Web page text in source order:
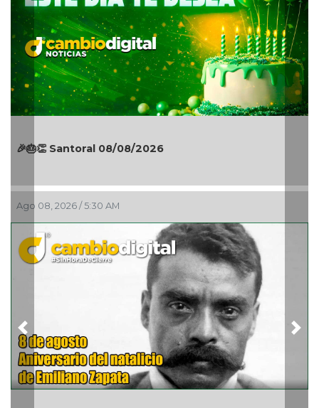
Manuel Turizo y Nicho Hinojosa en el Festival del
Ago 07, 2026 / 11:36 PM
Previous